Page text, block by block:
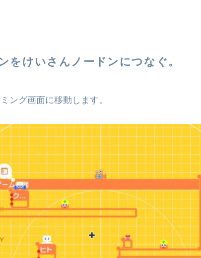
をけいさんノードンにつなぐ。
ング画面に移動します。